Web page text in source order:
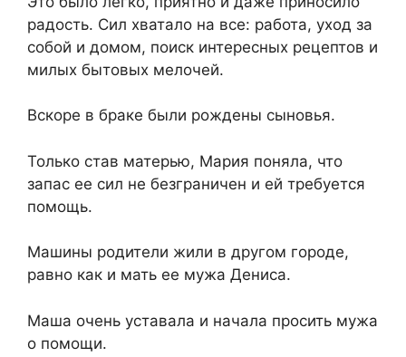
радость. Сил хватало на все: работа, уход за
собой и домом, поиск интересных рецептов и
милых бытовых мелочей.
Вскоре в браке были рождены сыновья.
Только став матерью, Мария поняла, что
запас ее сил не безграничен и ей требуется
помощь.
Машины родители жили в другом городе,
равно как и мать ее мужа Дениса.
Маша очень уставала и начала просить мужа
о помощи.